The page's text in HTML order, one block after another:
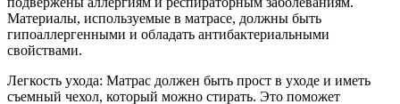
Материалы, используемые в матрасе, должны быть
гипоаллергенными и обладать антибактериальными
свойствами.
Легкость ухода: Матрас должен быть прост в уходе и иметь
съемный чехол, который можно стирать. Это поможет